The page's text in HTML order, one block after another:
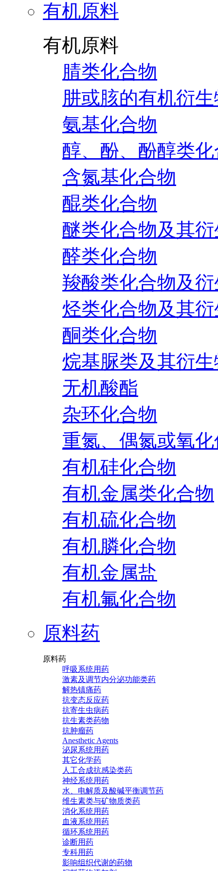
有机原料
有机原料
腈类化合物
肼或胲的有机衍
氨基化合物
醇、酚、酚醇类
含氮基化合物
醌类化合物
醚类化合物及其
醛类化合物
羧酸类化合物及
烃类化合物及其
酮类化合物
烷基脲类及其衍
无机酸酯
杂环化合物
重氮、偶氮或氧
有机硅化合物
有机金属类化合物
有机硫化合物
有机膦化合物
有机金属盐
有机氟化合物
原料药
原料药
呼吸系统用药
激素及调节内分泌功能类药
解热镇痛药
抗变态反应药
抗寄生虫病药
抗生素类药物
抗肿瘤药
Anesthetic Agents
泌尿系统用药
其它化学药
人工合成抗感染类药
神经系统用药
水、电解质及酸碱平衡调节药
维生素类与矿物质类药
消化系统用药
血液系统用药
循环系统用药
诊断用药
专科用药
影响组织代谢的药物